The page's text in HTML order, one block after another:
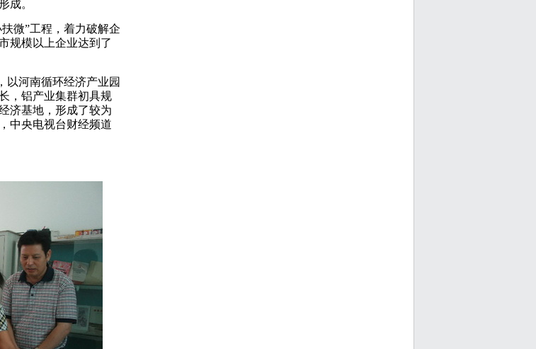
成。
微”工程，着力破解企
规模以上企业达到了
以河南循环经济产业园
，铝产业集群初具规
济基地，形成了较为
中央电视台财经频道